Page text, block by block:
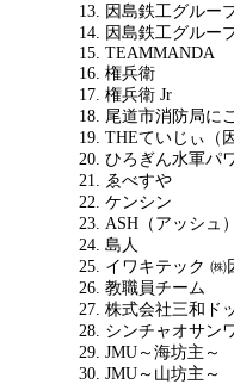
因島鉄工グルー
因島鉄工グルー
TEAMMANDA
権兵衛
権兵衛 Jr
尾道市消防局に
THEていじぃ（
ひろぎん水軍パ
ゑべすや
ケンシン
ASH（アッシュ）
島人
イワキテック ㈱
教職員チーム
株式会社三和ド
シンチャオサン
JMU～海坊主～
JMU～山坊主～